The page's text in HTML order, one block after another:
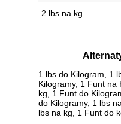
2 lbs na kg
1 lbs do Kilogram, 1
Kilogramy, 1 Funt na
kg, 1 Funt do
do Kilogramy, 1 lbs
lbs na kg, 1 Funt do